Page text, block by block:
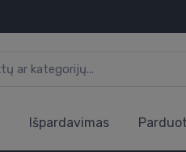
Išpardavimas